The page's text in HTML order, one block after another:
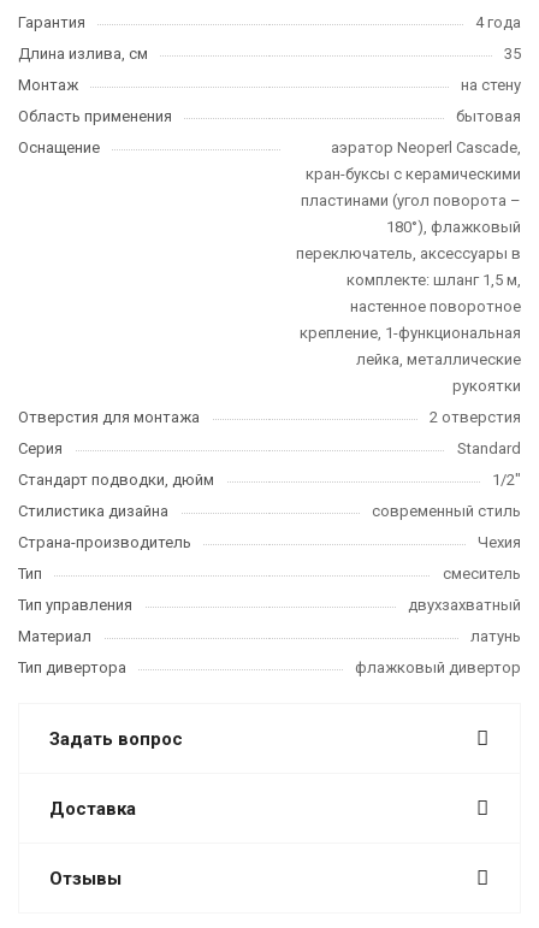
Гарантия
4 года
Длина излива, см
35
Монтаж
на стену
Область применения
бытовая
Оснащение
аэратор Neoperl Cascade,
кран-буксы с керамическими
пластинами (угол поворота –
180°), флажковый
переключатель, аксессуары в
комплекте: шланг 1,5 м,
настенное поворотное
крепление, 1-функциональная
лейка, металлические
рукоятки
Отверстия для монтажа
2 отверстия
Серия
Standard
Стандарт подводки, дюйм
1/2"
Стилистика дизайна
современный стиль
Страна-производитель
Чехия
Тип
смеситель
Тип управления
двухзахватный
Материал
латунь
Тип дивертора
флажковый дивертор
Задать вопрос
Доставка
Отзывы